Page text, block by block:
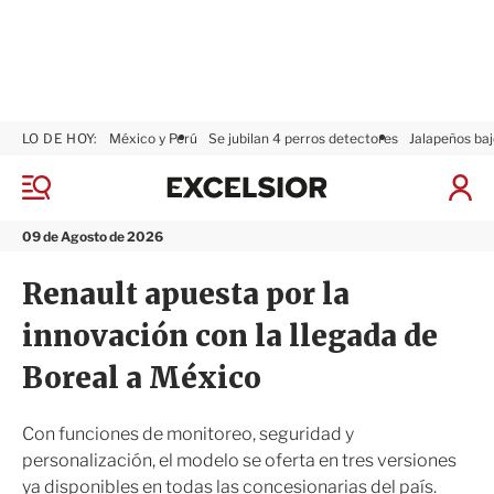
M
n
09 de Agosto de 2026
LO DE HOY: México y Perú Se jubilan 4 perros detectores Jalapeños
I
x
s
i
r
Renault apuesta por la
innovación con la llegada de
Boreal a México
Con funciones de monitoreo, seguridad y
personalización, el modelo se oferta en tres versiones
ya disponibles en todas las concesionarias del país.